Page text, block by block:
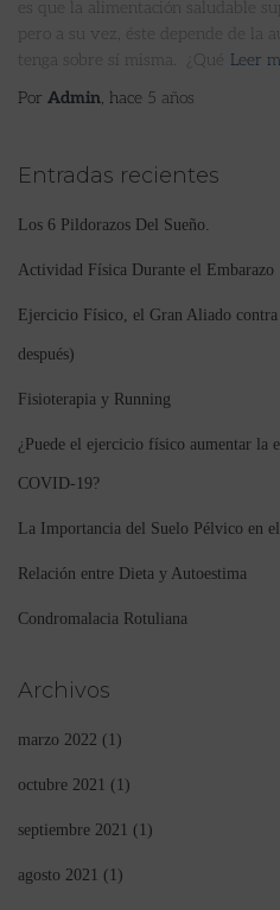
es que la alimentación saludable
pero a su vez, éste depende de la
tenga sobre sí misma. ¿Qué
Leer
Por Admin, hace 5 años
Entradas recientes
Los 6 Pildorazos Del Sueño.
Actividad Física Durante el Embarazo
Ejercicio Físico, el Gran Aliado
después)
Fisioterapia y Running
¿Puede el ejercicio físico aumentar la
COVID-19?
La Importancia del Suelo Pélvico en
Relación entre Dieta y Autoestima
Condromalacia Rotuliana
Archivos
marzo 2022 (1)
octubre 2021 (1)
septiembre 2021 (1)
agosto 2021 (1)